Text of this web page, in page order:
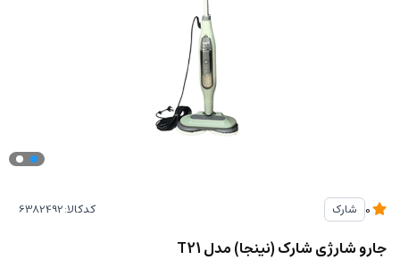
شارک کدکالا:
جارو شارژی شارک (نینجا) مدل T21